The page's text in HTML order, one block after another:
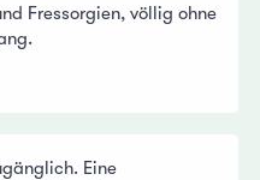
Fressorgien, völlig ohne
Eine